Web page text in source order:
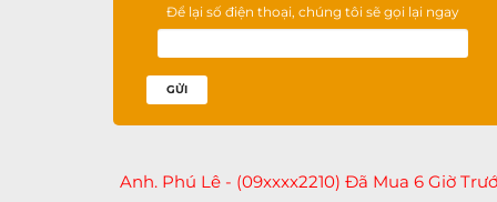
Để lại số điện thoại, chúng tôi sẽ gọi lại ngay
Anh. Vũ Thanh Tú - (09xxxx8891) Đã Mua 2
Anh. Phú Lê - (09xxxx2210) Đã Mua 6 Giờ